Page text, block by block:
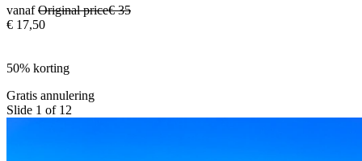
vanafOriginal price€ 35
€ 17,50
50% korting
Gratis annulering
Slide 1 of 12